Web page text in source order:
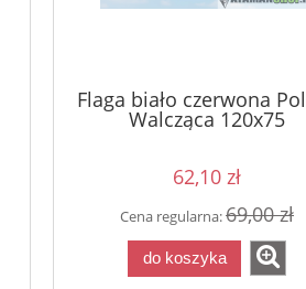
Flaga biało czerwona
Walcząca 120x75
62,10 zł
Cena regularna:69,00 zł
do koszyka